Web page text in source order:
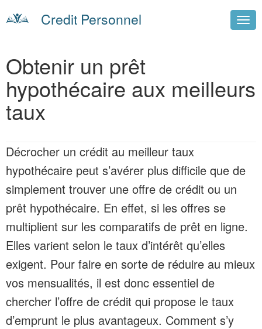
Credit Personnel
Obtenir un prêt
hypothécaire aux meilleurs
taux
Décrocher un crédit au meilleur taux
hypothécaire peut s’avérer plus difficile que de
simplement trouver une offre de crédit ou un
prêt hypothécaire. En effet, si les offres se
multiplient sur les comparatifs de prêt en ligne.
Elles varient selon le taux d’intérêt qu’elles
exigent. Pour faire en sorte de réduire au mieux
vos mensualités, il est donc essentiel de
chercher l’offre de crédit qui propose le taux
d’emprunt le plus avantageux. Comment s’y